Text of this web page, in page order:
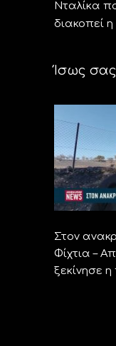
Νταλίκα
διακοπεί
Ίσως
Στον
Φίχτια –
ξεκίνησε